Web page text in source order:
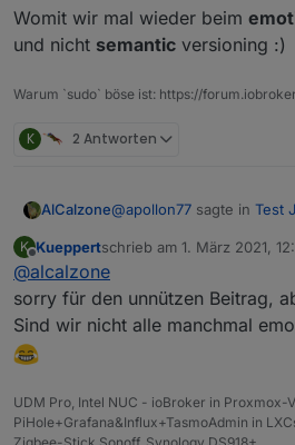
Womit wir mal wieder beim
und nicht semantic versioning :)
Warum `sudo` böse ist: https://
K 2 Antworten
AlCalzone@apollon77 sagte in Test
Feature und nicht ein
Womit wir mal wieder
wären und nichtsemantic
K
Offline
Kueppertschrieb am 1. März 2021,
zuletzt editiert von
@alcalzone
sorry für den unnützen Beitrag,
Sind wir nicht alle manchmal
UDM Pro, Intel NUC - ioBroker in Proxmox-
PiHole+Grafana&Influx+TasmoAdmin in